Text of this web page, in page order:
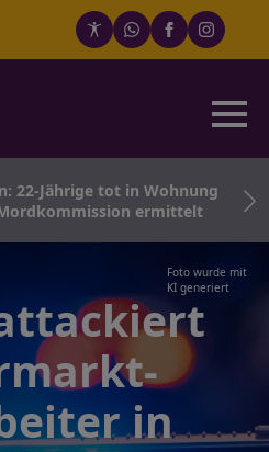
22-Jährige tot in Wohnung
ermittelt
Foto wurde mit
KI generiert
in